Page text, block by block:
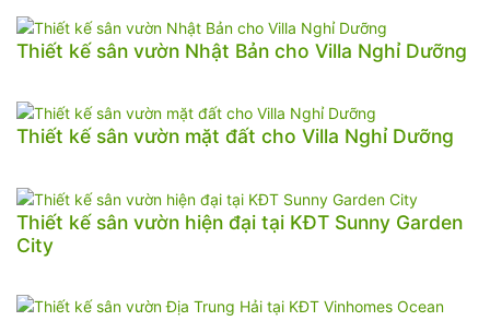
Thiết kế sân vườn Nhật Bản cho Villa Nghỉ Dưỡng
Thiết kế sân vườn mặt đất cho Villa Nghỉ Dưỡng
Thiết kế sân vườn hiện đại tại KĐT Sunny Garden
City